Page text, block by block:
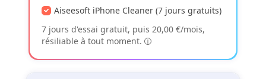
Aiseesoft iPhone Cleaner (7 jours gratuits)
7 jours d'essai gratuit, puis 20,00 €/mois,
résiliable à tout moment.